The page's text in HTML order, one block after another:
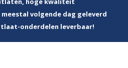
meestal volgende dag geleverd
onderdelen leverbaar!